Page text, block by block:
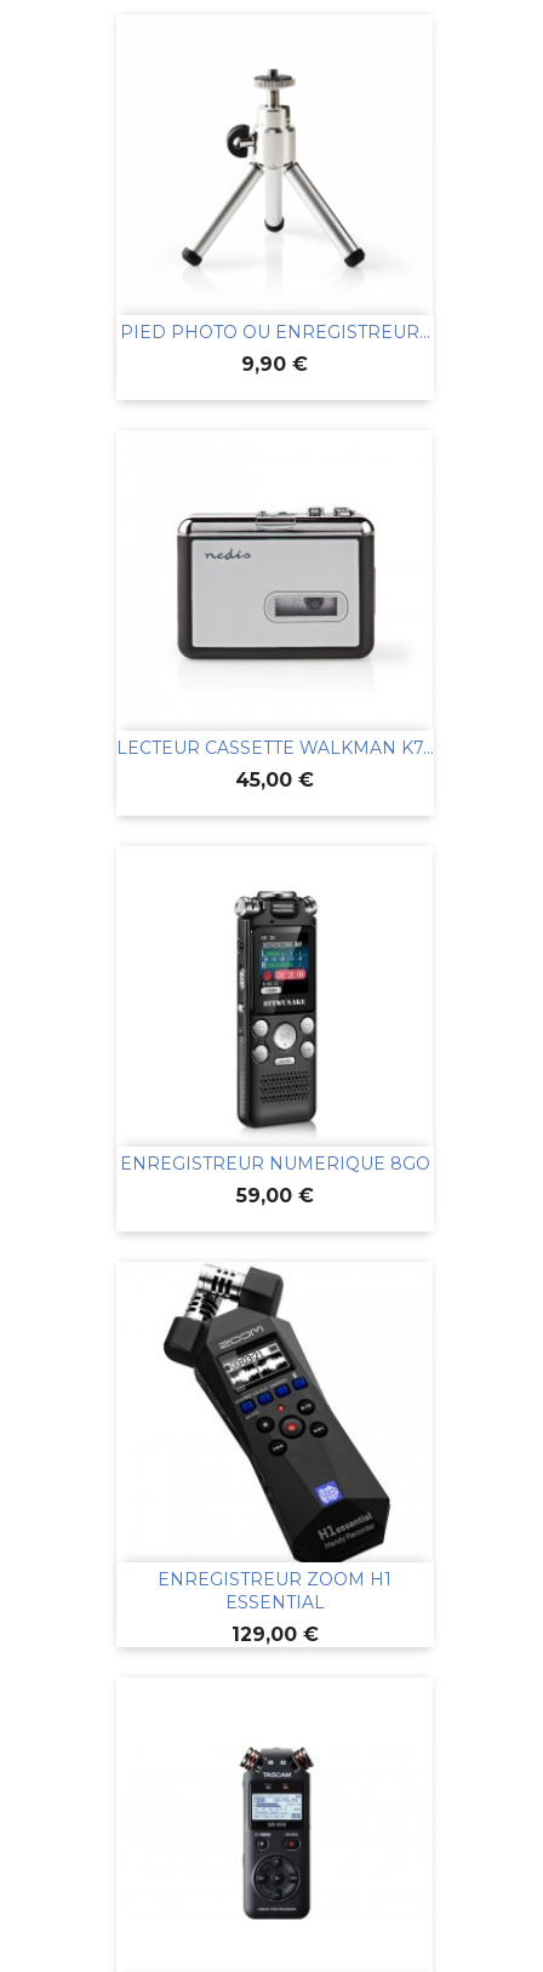
PIED PHOTO OU ENREGISTREUR...
Prix
9,90 €
LECTEUR CASSETTE WALKMAN K7...
Prix
45,00 €
ENREGISTREUR NUMERIQUE 8GO
Prix
59,00 €
ENREGISTREUR ZOOM H1
ESSENTIAL
Prix
129,00 €